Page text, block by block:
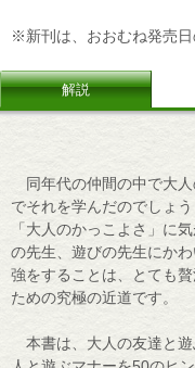
※新刊は、おおむね発売
解説
同年代の仲間の中で大人
でそれを学んだのでしょ
「大人のかっこよさ」に
の先生、遊びの先生にか
強をすることは、とても
ための究極の近道です。
本書は、大人の友達と遊